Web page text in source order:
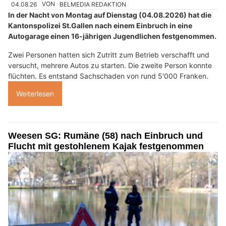
04.08.26 VON BELMEDIA REDAKTION
In der Nacht von Montag auf Dienstag (04.08.2026) hat die
Kantonspolizei St.Gallen nach einem Einbruch in eine
Autogarage einen 16-jährigen Jugendlichen festgenommen.
Zwei Personen hatten sich Zutritt zum Betrieb verschafft und
versucht, mehrere Autos zu starten. Die zweite Person konnte
flüchten. Es entstand Sachschaden von rund 5'000 Franken.
Weiterlesen
Weesen SG: Rumäne (58) nach Einbruch und
Flucht mit gestohlenem Kajak festgenommen